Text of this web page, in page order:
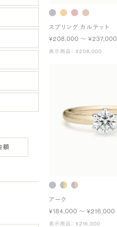
スプリング カルテット
¥208,000 〜 ¥237,000
表示商品： ¥208,000
アーク
¥184,000 〜 ¥216,000
表示商品： ¥216,000